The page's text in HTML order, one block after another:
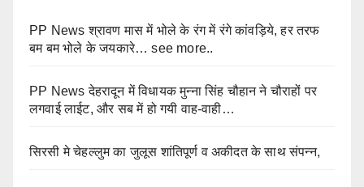
PP News श्रावण मास में भोले के रंग में रंगे कांवड़िये, हर तरफ
बम बम भोले के जयकारे… see more..
PP News देहरादून में विधायक मुन्ना सिंह चौहान ने चौराहों पर
लगवाई लाईट, और सब में हो गयी वाह-वाही…
सिरसी मे चेहल्लुम का जुलूस शांतिपूर्ण व अकीदत के साथ संपन्न,